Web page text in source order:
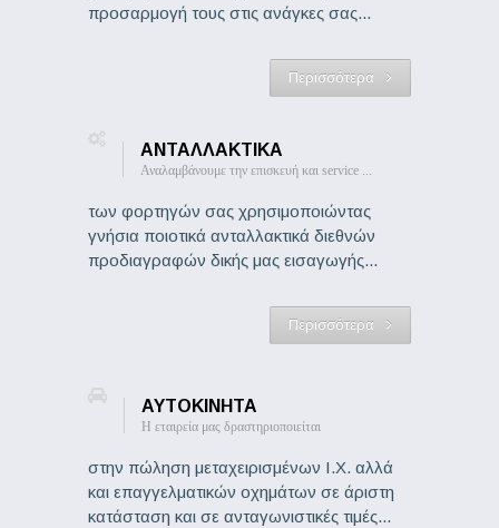
προσαρμογή τους στις ανάγκες σας...
Περισσότερα
ΑΝΤΑΛΛΑΚΤΙΚΑ
Αναλαμβάνουμε την επισκευή και service ...
των φορτηγών σας χρησιμοποιώντας
γνήσια ποιοτικά ανταλλακτικά διεθνών
προδιαγραφών δικής μας εισαγωγής...
Περισσότερα
ΑΥΤΟΚΙΝΗΤΑ
Η εταιρεία μας δραστηριοποιείται
στην πώληση μεταχειρισμένων Ι.Χ. αλλά
και επαγγελματικών οχημάτων σε άριστη
κατάσταση και σε ανταγωνιστικές τιμές...